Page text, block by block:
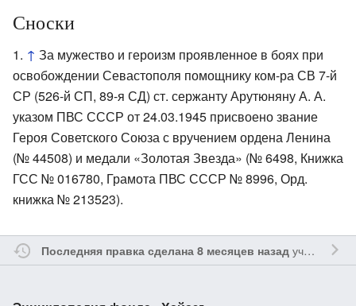
Сноски
↑ За мужество и героизм проявленное в боях при
освобождении Севастополя помощнику ком-ра СВ 7-й
СР (526-й СП, 89-я СД) ст. сержанту Арутюняну А. А.
указом ПВС СССР от 24.03.1945 присвоено звание
Героя Советского Союза с вручением ордена Ленина
(№ 44508) и медали «Золотая Звезда» (№ 6498, Книжка
ГСС № 016780, Грамота ПВС СССР № 8996, Орд.
книжка № 213523).
Последняя правка сделана 8 месяцев назадучастником